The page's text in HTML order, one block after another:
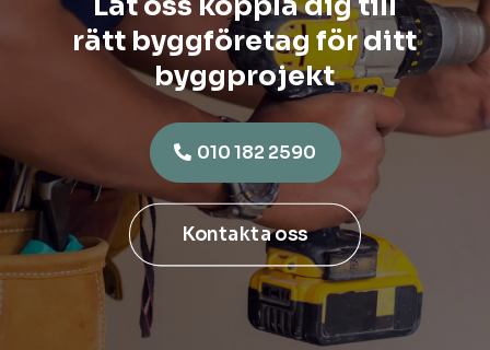
rätt byggföretag för ditt
byggprojekt
010 182 2590
Kontakta oss